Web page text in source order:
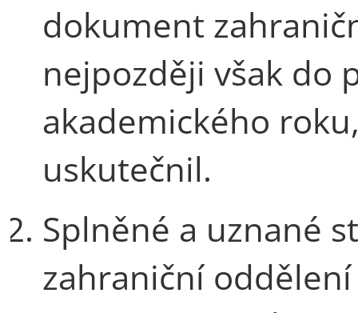
dokument
nejpozději však do
akademického
uskutečnil.
Splněné a uznané
zahraniční